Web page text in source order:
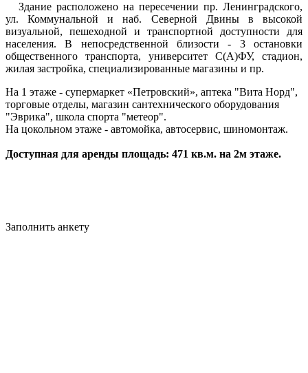
Здание расположено на пересечении пр. Ленинградского,
ул. Коммунальной и наб. Северной Двины в высокой
визуальной, пешеходной и транспортной доступности для
населения. В непосредственной близости - 3 остановки
общественного транспорта, университет С(А)ФУ, стадион,
жилая застройка, специализированные магазины и пр.
На 1 этаже - супермаркет «Петровский», аптека "Вита Норд",
торговые отделы, магазин сантехнического оборудования
"Эврика", школа спорта "метеор".
На цокольном этаже - автомойка, автосервис, шиномонтаж.
Доступная для аренды площадь: 471 кв.м. на 2м этаже.
Заполнить анкету